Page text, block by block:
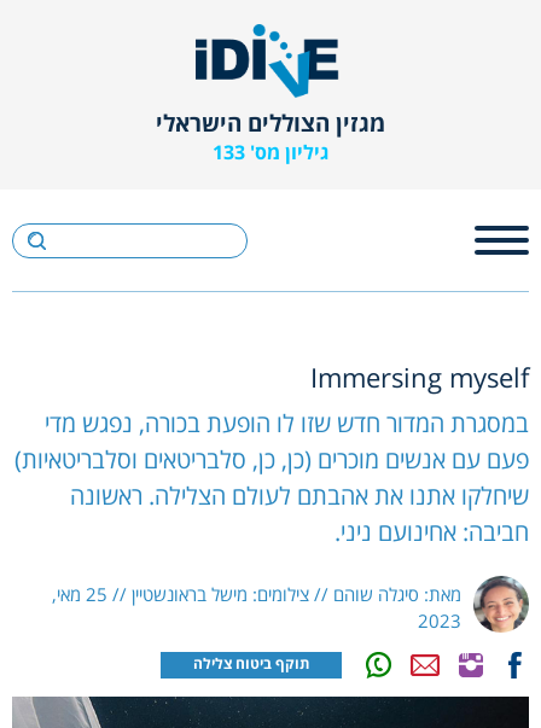
מגזין הצוללים הישראלי
גיליון מס' 133
Immersing myself
במסגרת המדור חדש שזו לו הופעת בכורה, נפגש מדי
פעם עם אנשים מוכרים (כן, כן, סלבריטאים וסלבריטאיות)
שיחלקו אתנו את אהבתם לעולם הצלילה. ראשונה
חביבה: אחינועם ניני.
מאת: סיגלה שוהם // צילומים: מישל בראונשטיין // 25 מאי,
2023
תוקף ביטוח צלילה